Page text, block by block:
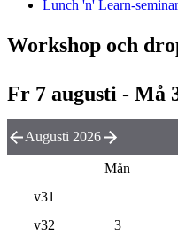
Lunch 'n' Learn-
Workshop och
Fr 7 augusti - Må
Augusti 2026
Mån
v31
v32
3